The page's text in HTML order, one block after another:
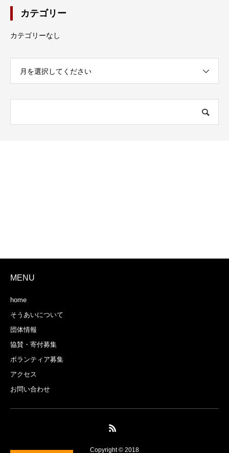
カテゴリー
カテゴリーなし
月を選択してください
MENU
home
そうあいについて
団体情報
協賛・寄付募集
ボランティア募集
アクセス
お問い合わせ
Copyright © 2018